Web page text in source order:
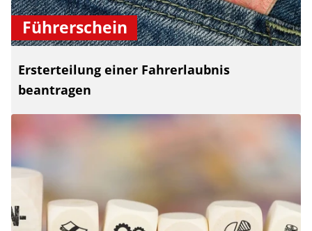
Führerschein
Ersterteilung einer Fahrerlaubnis
beantragen